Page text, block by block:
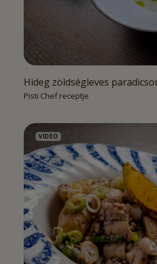
Hideg zöldségleves
Pisti Chef receptje
VIDEO